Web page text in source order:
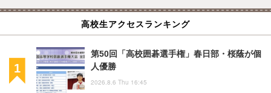
高校生アクセスランキング
第50回「高校囲碁選手権」春日部・桜蔭が個
人優勝
2026.8.6 Thu 16:45